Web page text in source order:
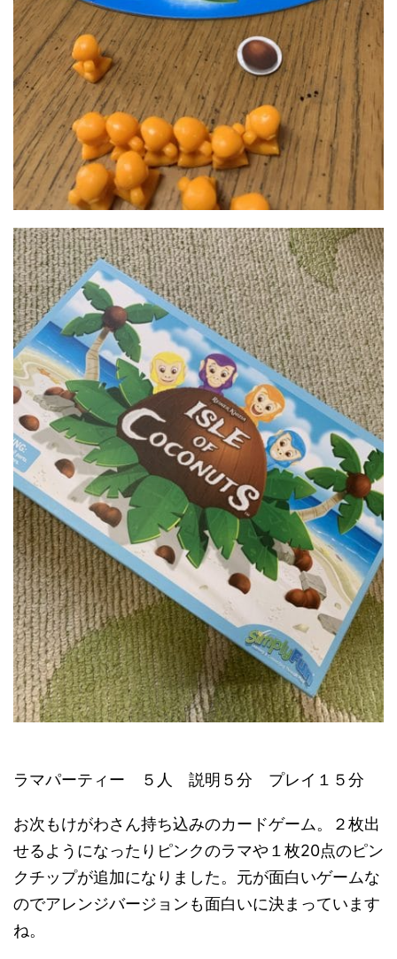
ラマパーティー ５人 説明５分 プレイ１５分
お次もけがわさん持ち込みのカードゲーム。２枚出
せるようになったりピンクのラマや１枚20点のピン
クチップが追加になりました。元が面白いゲームな
のでアレンジバージョンも面白いに決まっています
ね。